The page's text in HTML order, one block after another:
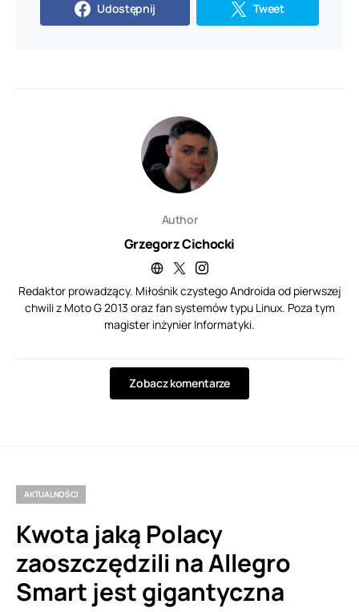
Udostępnij Tweet
Author
Grzegorz Cichocki
Redaktor prowadzący. Miłośnik czystego Androida od pierwszej
chwili z Moto G 2013 oraz fan systemów typu Linux. Poza tym
magister inżynier Informatyki.
Zobacz komentarze
AKTUALNOŚCI
Kwota jaką Polacy
zaoszczędzili na Allegro
Smart jest gigantyczna